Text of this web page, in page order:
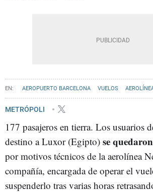
AEROPUERTO BARCELONA VUELOS
METRÓPOLI
177 pasajeros en tierra. Los usuarios
destino a Luxor (Egipto) se
por motivos técnicos de la aerolínea
compañía, encargada de operar el
suspenderlo tras varias horas